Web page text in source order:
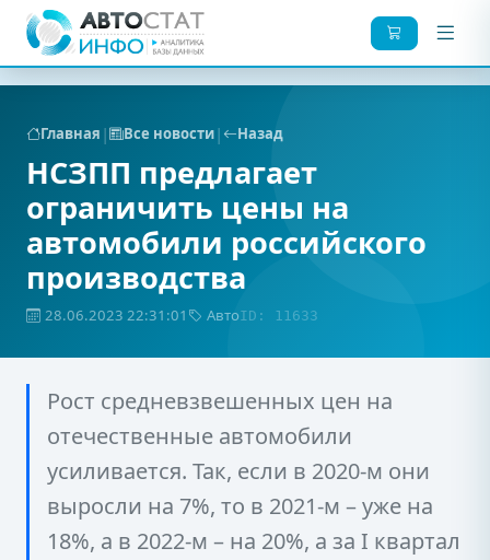
Главная | Все новости| Назад
НСЗПП предлагает
ограничить цены на
автомобили российского
производства
28.06.2023 22:31:01 АвтоID: 11633
Рост средневзвешенных цен на
отечественные автомобили
усиливается. Так, если в 2020-м они
выросли на 7%, то в 2021-м – уже на
18%, а в 2022-м – на 20%, а за I квартал